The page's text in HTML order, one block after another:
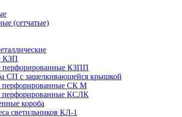
(сетчатые)
КЗП
перфорированные КЗПП
СП с защелкивающейся крышкой
перфорированные СК М
перфорированные КСЛК
короба
светильников КЛ-1